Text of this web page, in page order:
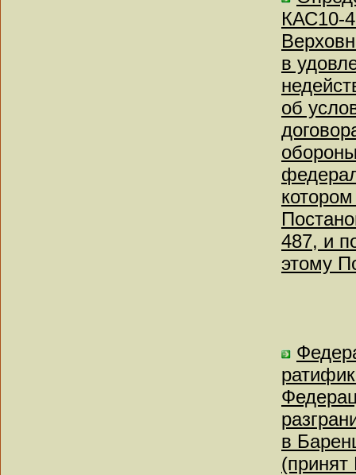
КАС10-
в
об
487, и
этому
в